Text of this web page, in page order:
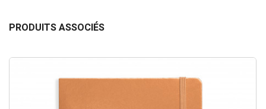
PRODUITS ASSOCIÉS